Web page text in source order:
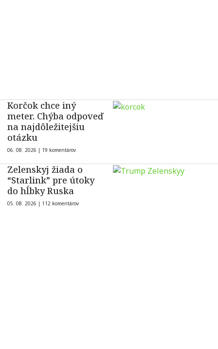
Korčok chce iný
meter. Chýba odpoveď
na najdôležitejšiu
otázku
06. 08. 2026 | 19 komentárov
Zelenskyj žiada o
“Starlink” pre útoky
do hĺbky Ruska
05. 08. 2026 | 112 komentárov